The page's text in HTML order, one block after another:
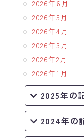
2026年6月
2026年5月
2026年4月
2026年3月
2026年2月
2026年1月
2025年の
2024年の